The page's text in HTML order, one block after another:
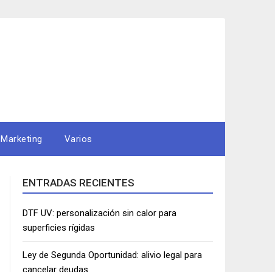
Marketing Varios
ENTRADAS RECIENTES
DTF UV: personalización sin calor para
superficies rígidas
Ley de Segunda Oportunidad: alivio legal para
cancelar deudas